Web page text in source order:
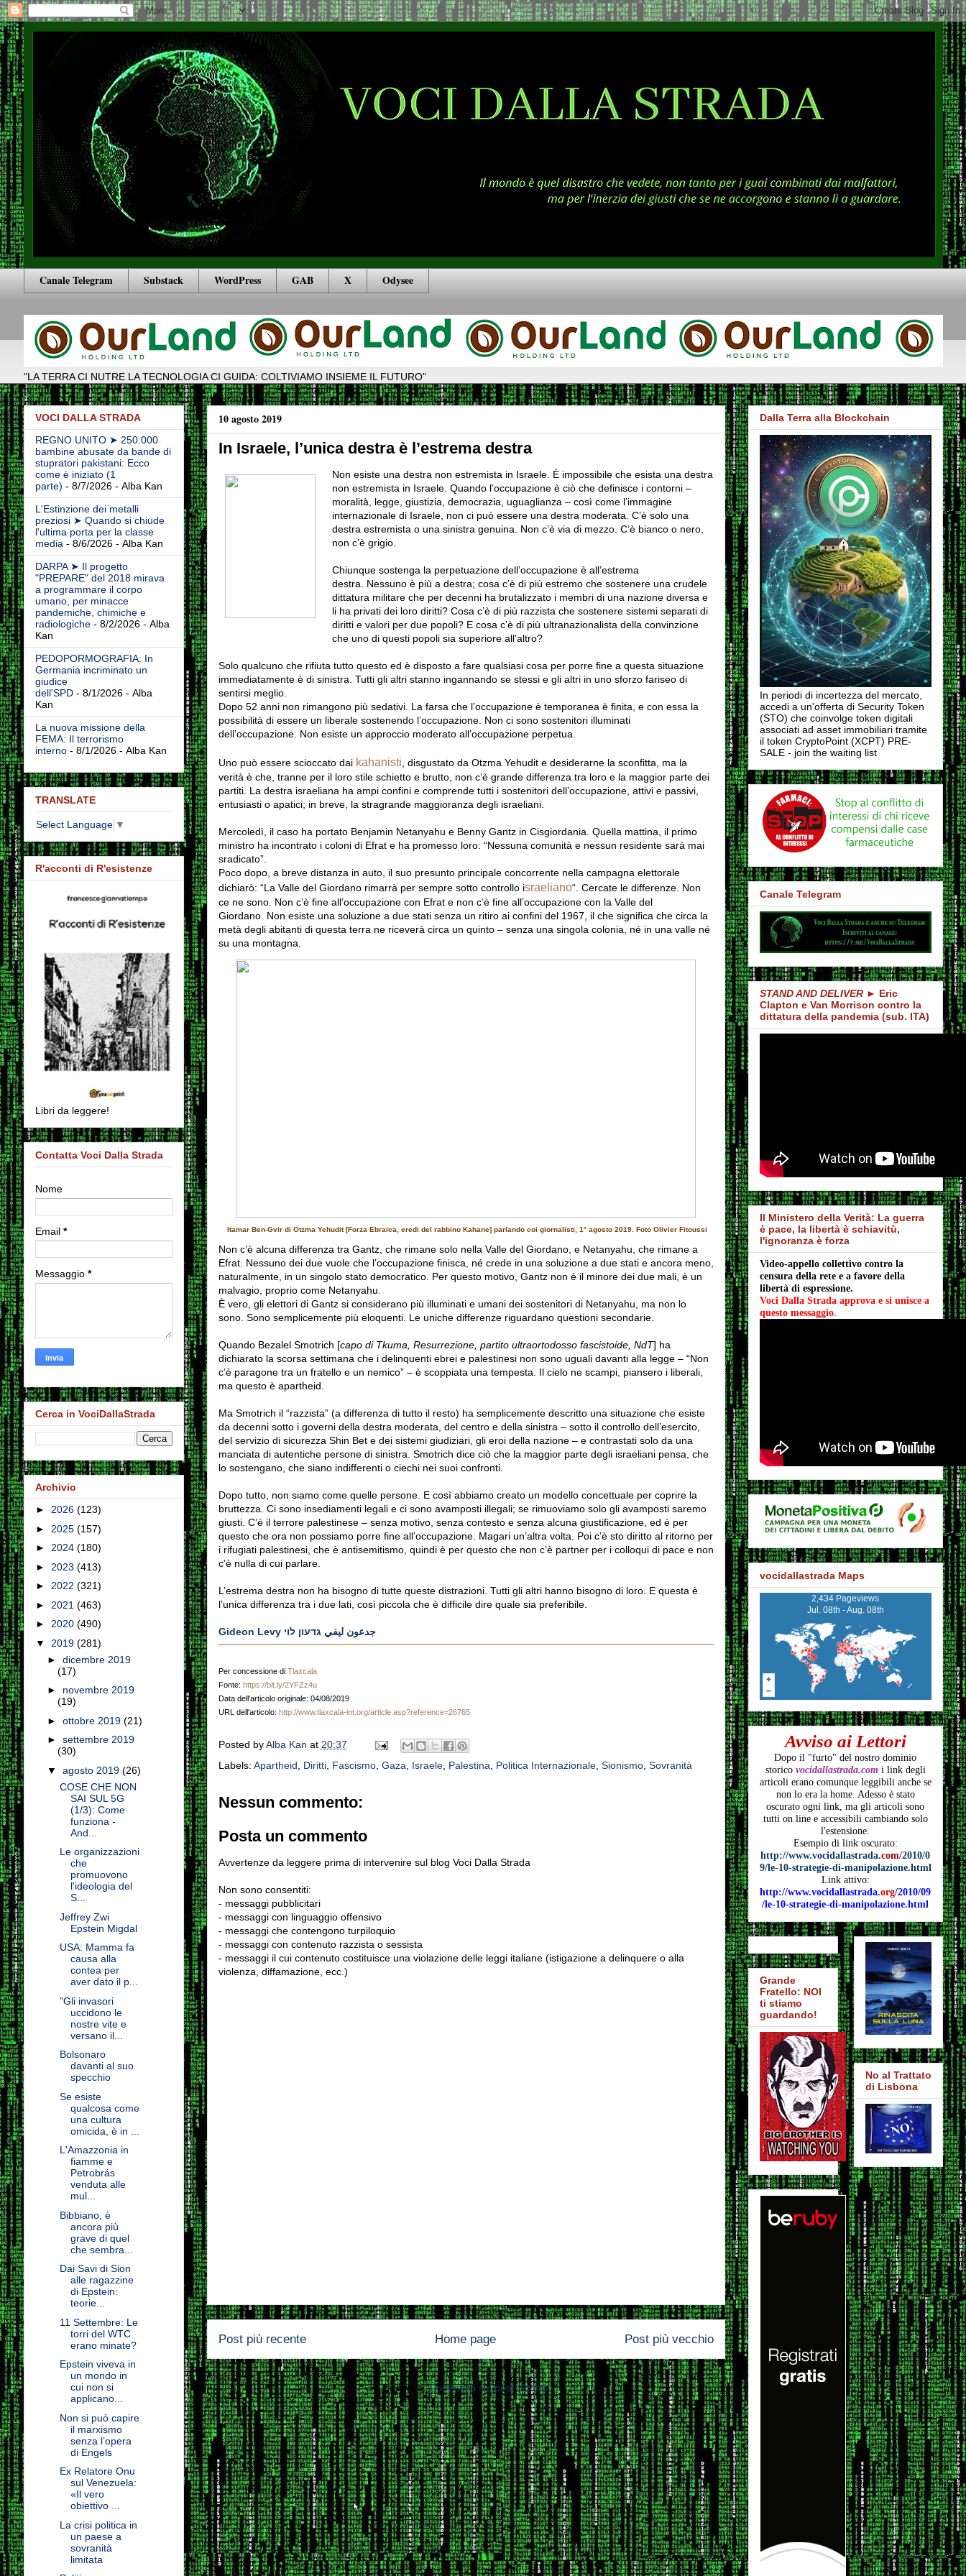
Canale Telegram Substack WordPress GAB X Odysee
"LA TERRA CI NUTRE LA TECNOLOGIA CI GUIDA: COLTIVIAMO INSIEME IL FUTURO"
10 agosto 2019
In Israele, l’unica destra è l’estrema destra
Non esiste una destra non estremista in Israele. È impossibile che esista una destra
non estremista in Israele. Quando l’occupazione è ciò che definisce i contorni –
moralità, legge, giustizia, democrazia, uguaglianza – così come l’immagine
internazionale di Israele, non ci può essere una destra moderata. C’è solo una
destra estremista o una sinistra genuina. Non c’è via di mezzo. C’è bianco o nero,
non c’è grigio.
Chiunque sostenga la perpetuazione dell’occupazione è all’estrema
destra. Nessuno è più a destra; cosa c’è di più estremo che sostenere una crudele
dittatura militare che per decenni ha brutalizzato i membri di una nazione diversa e
li ha privati ​​dei loro diritti? Cosa c’è di più razzista che sostenere sistemi separati di
diritti e valori per due popoli? E cosa c’è di più ultranazionalista della convinzione
che uno di questi popoli sia superiore all’altro?
Solo qualcuno che rifiuta tutto questo ed è disposto a fare qualsiasi cosa per porre fine a questa situazione
immediatamente è di sinistra. Tutti gli altri stanno ingannando se stessi e gli altri in uno sforzo fariseo di
sentirsi meglio.
Dopo 52 anni non rimangono più sedativi. La farsa che l’occupazione è temporanea è finita, e con essa la
possibilità di essere un liberale sostenendo l’occupazione. Non ci sono sostenitori illuminati
dell’occupazione. Non esiste un approccio moderato all’occupazione perpetua.
Uno può essere scioccato dai kahanisti , disgustato da Otzma Yehudit e desiderarne la sconfitta, ma la
verità è che, tranne per il loro stile schietto e brutto, non c’è grande differenza tra loro e la maggior parte dei
partiti. La destra israeliana ha ampi confini e comprende tutti i sostenitori dell’occupazione, attivi e passivi,
entusiasti o apatici; in breve, la stragrande maggioranza degli israeliani.
Mercoledì, il caso ha portato Benjamin Netanyahu e Benny Gantz in Cisgiordania. Quella mattina, il primo
ministro ha incontrato i coloni di Efrat e ha promesso loro: “Nessuna comunità e nessun residente sarà mai
sradicato”.
Poco dopo, a breve distanza in auto, il suo presunto principale concorrente nella campagna elettorale
dichiarò: “La Valle del Giordano rimarrà per sempre sotto controllo israeliano“. Cercate le differenze. Non
ce ne sono. Non c’è fine all’occupazione con Efrat e non c’è fine all’occupazione con la Valle del
Giordano. Non esiste una soluzione a due stati senza un ritiro ai confini del 1967, il che significa che circa la
metà degli abitanti di questa terra ne riceverà circa un quinto – senza una singola colonia, né in una valle né
su una montagna.
Itamar Ben-Gvir di Otzma Yehudit [Forza Ebraica, eredi del rabbino Kahane] parlando coi giornalisti, 1° agosto 2019. Foto Olivier Fitoussi
Non c’è alcuna differenza tra Gantz, che rimane solo nella Valle del Giordano, e Netanyahu, che rimane a
Efrat. Nessuno dei due vuole che l’occupazione finisca, né crede in una soluzione a due stati e ancora meno,
naturalmente, in un singolo stato democratico. Per questo motivo, Gantz non è il minore dei due mali, è un
malvagio, proprio come Netanyahu.
È vero, gli elettori di Gantz si considerano più illuminati e umani dei sostenitori di Netanyahu, ma non lo
sono. Sono semplicemente più eloquenti. Le uniche differenze riguardano questioni secondarie.
Quando Bezalel Smotrich [capo di Tkuma, Resurrezione, partito ultraortodosso fascistoide, NdT] ha
dichiarato la scorsa settimana che i delinquenti ebrei e palestinesi non sono uguali davanti alla legge – “Non
c’è paragone tra un fratello e un nemico” – è scoppiata una tempesta. Il cielo ne scampi, piansero i liberali,
ma questo è apartheid.
Ma Smotrich il “razzista” (a differenza di tutto il resto) ha semplicemente descritto una situazione che esiste
da decenni sotto i governi della destra moderata, del centro e della sinistra – sotto il controllo dell’esercito,
del servizio di sicurezza Shin Bet e dei sistemi giudiziari, gli eroi della nazione – e contrastati solo da una
manciata di autentiche persone di sinistra. Smotrich dice ciò che la maggior parte degli israeliani pensa, che
lo sostengano, che siano indifferenti o ciechi nei suoi confronti.
Dopo tutto, non siamo come quelle persone. E così abbiamo creato un modello concettuale per coprire la
bruttezza. Ci sono insediamenti legali e ci sono avamposti illegali; se rimuoviamo solo gli avamposti saremo
giusti. C’è il terrore palestinese – senza motivo, senza contesto e senza alcuna giustificazione, ed è per
questo che ora non possiamo porre fine all’occupazione. Magari un’altra volta. Poi c’è sto diritto al ritorno per
i rifugiati palestinesi, che è antisemitismo, quindi è per questo che non c’è partner per i colloqui di pace e non
c’è nulla di cui parlare.
L’estrema destra non ha bisogno di tutte queste distrazioni. Tutti gli altri hanno bisogno di loro. E questa è
l’unica differenza tra i due lati, così piccola che è difficile dire quale sia preferibile.
Gideon Levy جدعون ليفي גדעון לוי
Per concessione di Tlaxcala
Fonte: https://bit.ly/2YFZz4u
Data dell'articolo originale: 04/08/2019
URL dell'articolo: http://www.tlaxcala-int.org/article.asp?reference=26765
Posted byAlba Kan at 20:37
Labels: Apartheid Diritti, Fascismo, Gaza Israele, Palestina Politica Internazionale, Sionismo, Sovranità
Nessun commento:
Posta un commento
Avvertenze da leggere prima di intervenire sul blog Voci Dalla Strada
Non sono consentiti:
- messaggi pubblicitari
- messaggi con linguaggio offensivo
- messaggi che contengono turpiloquio
- messaggi con contenuto razzista o sessista
- messaggi il cui contenuto costituisce una violazione delle leggi italiane (istigazione a delinquere o alla
violenza, diffamazione, ecc.)
Post più recente Post più vecchio
Home page
Iscriviti a:Commenti sul post (Atom)
VOCI DALLA STRADA
REGNO UNITO ➤ 250.000
bambine abusate da bande di
stupratori pakistani: Ecco
come è iniziato (1
parte) - 8/7/2026- Alba Kan
L'Estinzione dei metalli
preziosi ➤ Quando si chiude
l'ultima porta per la classe
media - 8/6/2026- Alba Kan
DARPA ➤ Il progetto
"PREPARE" del 2018 mirava
a programmare il corpo
umano, per minacce
pandemiche, chimiche e
radiologiche- 8/2/2026- Alba
Kan
PEDOPORMOGRAFIA: In
Germania incriminato un
giudice
dell'SPD- 8/1/2026- Alba
Kan
La nuova missione della
FEMA: Il terrorismo
interno- 8/1/2026- Alba Kan
TRANSLATE
Select Language ▼
R'acconti di R'esistenze
Libri da leggere!
Contatta Voci Dalla Strada
Nome
Email *
Messaggio *
Cerca in VociDallaStrada
Archivio
► 2026 (123)
► 2025 (157)
► 2024 (180)
► 2023 (413)
► 2022 (321)
► 2021 (463)
► 2020 (490)
▼ 2019 (281)
►dicembre 2019
(17)
► novembre 2019
(19)
►ottobre 2019(21)
►settembre 2019
(30)
▼agosto 2019(26)
COSE CHE NON
SAI SUL 5G
(1/3): Come
funziona -
And...
Le organizzazioni
che
promuovono
l'ideologia del
S...
Jeffrey Zwi
Epstein Migdal
USA: Mamma fa
causa alla
contea per
aver dato il p...
"Gli invasori
uccidono le
nostre vite e
versano il...
Bolsonaro
davanti al suo
specchio
Se esiste
qualcosa come
una cultura
omicida, è in ...
L'Amazzonia in
fiamme e
Petrobrás
venduta alle
mul...
Bibbiano, è
ancora più
grave di quel
che sembra...
Dai Savi di Sion
alle ragazzine
di Epstein:
teorie...
11 Settembre: Le
torri del WTC
erano minate?
Epstein viveva in
un mondo in
cui non si
applicano...
Non si può capire
il marxismo
senza l’opera
di Engels
Ex Relatore Onu
sul Venezuela:
«Il vero
obiettivo ...
La crisi politica in
un paese a
sovranità
limitata
Dalla Terra alla Blockchain
In periodi di incertezza del mercato,
accedi a un'offerta di Security Token
(STO) che coinvolge token digitali
associati ad asset immobiliari tramite
il token CryptoPoint (XCPT) PRE-
SALE - join the waiting list
Canale Telegram
STAND AND DELIVER► Eric
Clapton e Van Morrison contro la
dittatura della pandemia (sub. ITA)
Il Ministero della Verità: La guerra
è pace, la libertà è schiavitù,
l'ignoranza è forza
Video-appello collettivo contro la
censura della rete e a favore della
libertà di espressione.
Voci Dalla Strada approva e si unisce a
questo messaggio.
vocidallastrada Maps
2,434 Pageviews
Jul. 08th - Aug. 08th
Avviso ai Lettori
Dopo il "furto" del nostro dominio
storico vocidallastrada.comi link degli
articoli erano comunque leggibili anche se
non lo era la home. Adesso è stato
oscurato ogni link, ma gli articoli sono
tutti on line e accessibili cambiando solo
l'estensione.
Esempio di link oscurato:
http://www.vocidallastrada.com/2010/0
9/le-10-strategie-di-manipolazione.html
Link attivo:
http://www.vocidallastrada.org/2010/09
/le-10-strategie-di-manipolazione.html
Grande
Fratello: NOI
ti stiamo
guardando!
No al Trattato
di Lisbona